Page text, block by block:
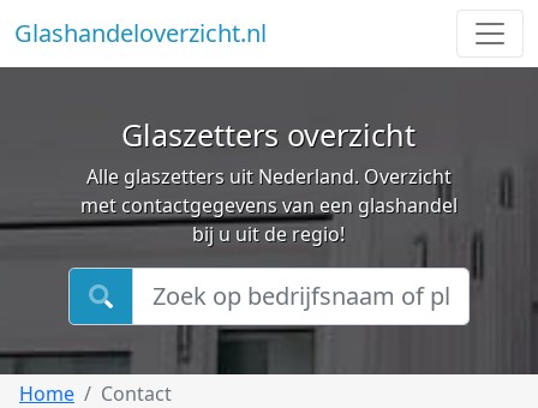
Glashandeloverzicht.nl
Glaszetters overzicht
Alle glaszetters uit Nederland. Overzicht
met contactgegevens van een glashandel
bij u uit de regio!
Home Contact